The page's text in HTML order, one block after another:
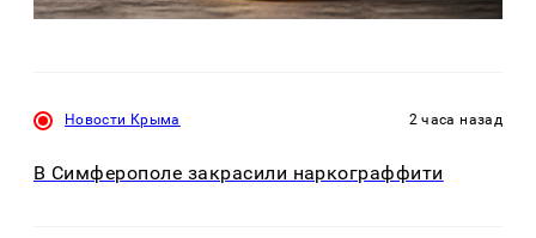
Новости Крыма 2 часа назад
В Симферополе закрасили наркограффити